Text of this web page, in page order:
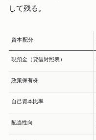
して残る。
資本配分
現預金（貸借対照表）
政策保有株
自己資本比率
配当性向